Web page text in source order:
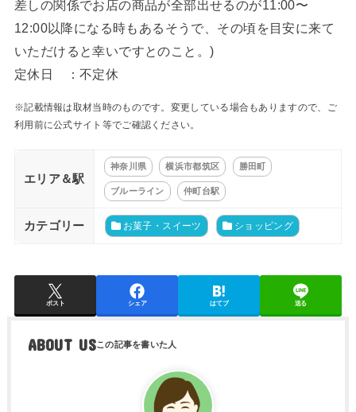
差しの関係でお店の商品が全部出せるのが11:00〜
12:00以降になる時もあるそうで、その頃を目安に来て
いただけると幸いですとのこと。)
定休日 ：不定休
※記載情報は取材当時のものです。変更している場合もありますので、ご
利用前に公式サイト等でご確認ください。
エリア＆駅
神奈川県 横浜市都筑区 勝田町
ブルーライン 仲町台駅
カテゴリー お菓子・スイーツ ショッピング
ポスト シェア はてブ 送る
ABOUT US